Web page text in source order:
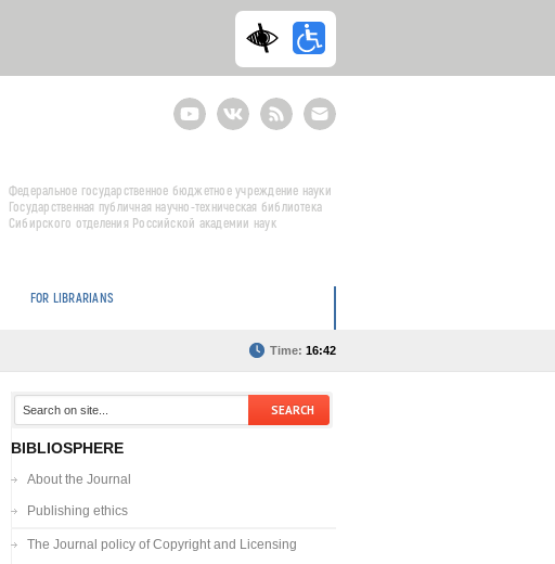
YoutubeВКонтактеRSS
E-
mail
подписка
Федеральное государственное бюджетное учреждение науки
Государственная публичная научно-техническая библиотека
Сибирского отделения Российской академии наук
FOR LIBRARIANS
Time: 16:42
BIBLIOSPHERE
About the Journal
Publishing ethics
The Journal policy of Copyright and Licensing